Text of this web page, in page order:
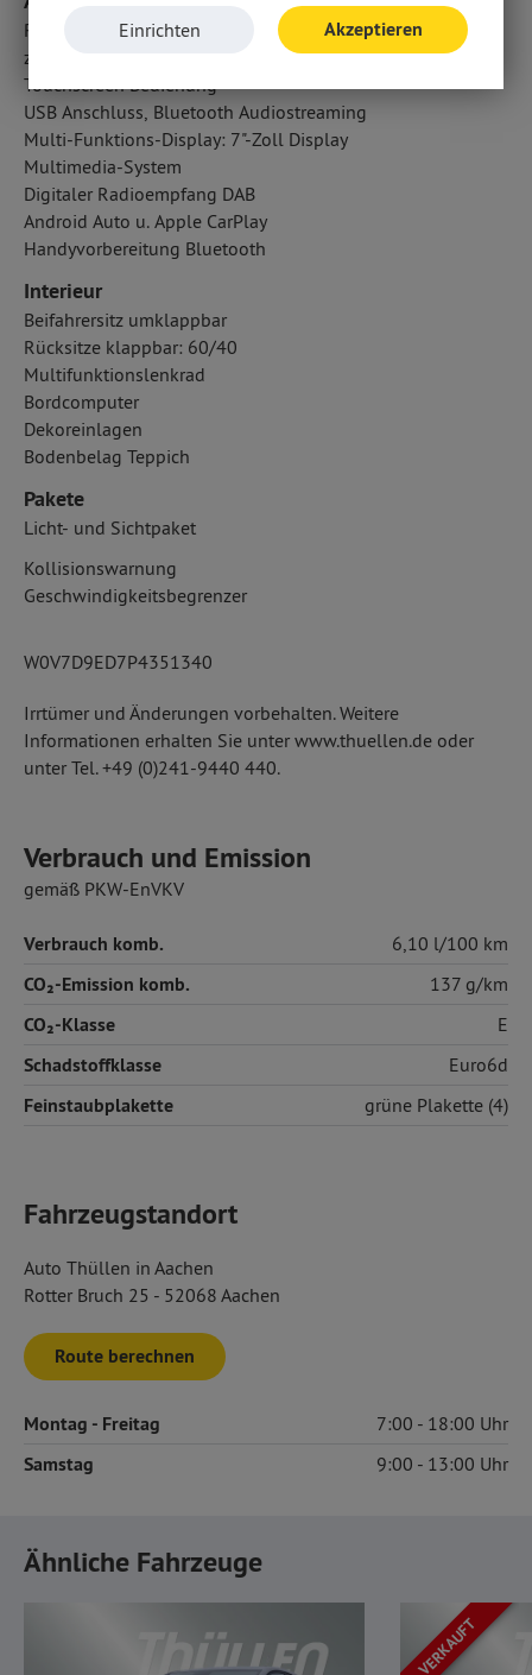
Radio
zentrale Bedieneinheit
Touchscreen Bedienung
USB Anschluss, Bluetooth Audiostreaming
Multi-Funktions-Display: 7"-Zoll Display
Multimedia-System
Digitaler Radioempfang DAB
Android Auto u. Apple CarPlay
Handyvorbereitung Bluetooth
Interieur
Beifahrersitz umklappbar
Rücksitze klappbar: 60/40
Multifunktionslenkrad
Bordcomputer
Dekoreinlagen
Bodenbelag Teppich
Pakete
Licht- und Sichtpaket
Kollisionswarnung
Geschwindigkeitsbegrenzer
W0V7D9ED7P4351340
Irrtümer und Änderungen vorbehalten. Weitere
Informationen erhalten Sie unter www.thuellen.de oder
unter Tel. +49 (0)241-9440 440.
Verbrauch und Emission
gemäß PKW-EnVKV
Verbrauch komb. 6,10 l/100 km
CO₂-Emission komb. 137 g/km
CO₂-Klasse E
Schadstoffklasse Euro6d
Feinstaubplakette grüne Plakette (4)
Fahrzeugstandort
Auto Thüllen in Aachen
Rotter Bruch 25 - 52068 Aachen
Route berechnen
Montag - Freitag 7:00 18:00
Samstag 9:00 13:00
Ähnliche Fahrzeuge
VERKAUFT
Einrichten Akzeptieren